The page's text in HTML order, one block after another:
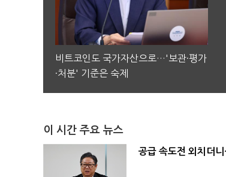
비트코인도 국가자산으로…'보관·평가
·처분' 기준은 숙제
이 시간 주요 뉴스
공급 속도전 외치더